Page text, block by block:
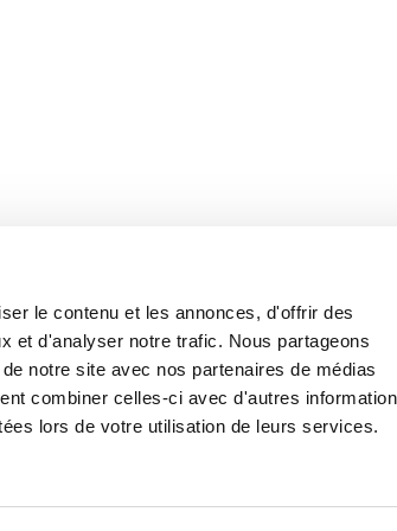
le contenu et les annonces, d'offrir des
et d'analyser notre trafic. Nous partageons
notre site avec nos partenaires de médias
combiner celles-ci avec d'autres
lors de votre utilisation de leurs services.
Mentions légales